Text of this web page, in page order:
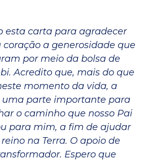
esta carta para agradecer
a generosidade que
por meio da bolsa de
Acredito que, mais do que
momento da vida, a
uma parte importante para
o caminho que nosso Pai
para mim, a fim de ajudar
na Terra. O apoio de
Espero que